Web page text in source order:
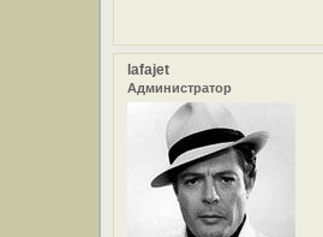
lafajet
Администратор